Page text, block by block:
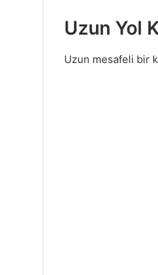
Uzun Yol
Uzun mesafeli bir